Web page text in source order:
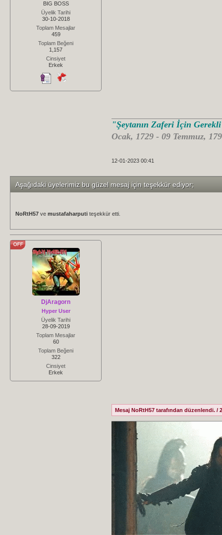
BIG BOSS
Üyelik Tarihi
30-10-2018
Toplam Mesajlar
459
Toplam Beğeni
1,157
Cinsiyet
Erkek
"Şeytanın Zaferi İçin
Ocak, 1729 - 09 Temmuz,
12-01-2023 00:41
Aşağıdaki üyelerimiz bu güzel mesaj için teşekkür ediyor;
NoRtH57 ve mustafaharputi teşekkür etti.
DjAragorn
Hyper User
Üyelik Tarihi
28-09-2019
Toplam Mesajlar
60
Toplam Beğeni
322
Cinsiyet
Erkek
Mesaj NoRtH57 tarafından düzenlendi. /